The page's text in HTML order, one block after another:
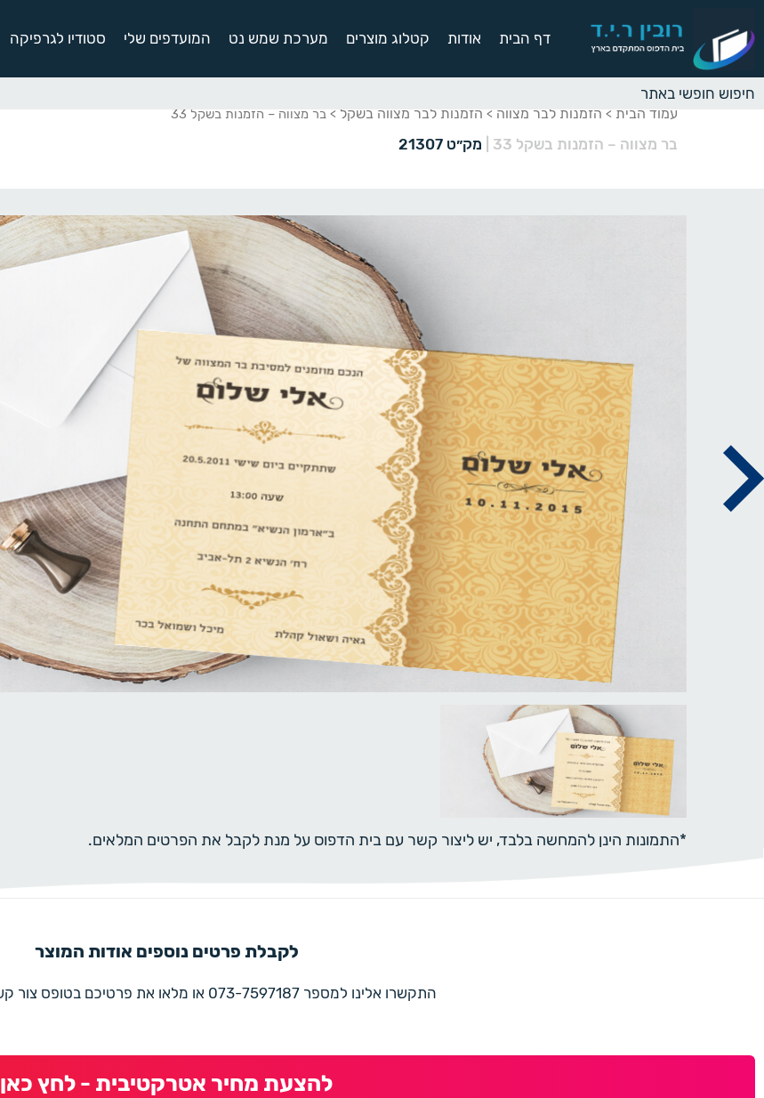
דף הבית אודות קטלוג מוצרים מערכת שמש נט המועדפים שלי סטודיו לגרפיקה
עמוד הבית > הזמנות לבר מצווה > הזמנות לבר מצווה בשקל > בר מצווה – הזמנות בשקל 33
בר מצווה – הזמנות בשקל 33 מק״ט 21307
*התמונות הינן להמחשה בלבד, יש ליצור קשר עם בית הדפוס על מנת לקבל את הפרטים המלאים.
לקבלת פרטים נוספים אודות המוצר
התקשרו אלינו למספר 073-7597187 או מלאו את פרטיכם בטופס צור קשר ונחזור בהקדם
להצעת מחיר אטרקטיבית - לחץ כאן